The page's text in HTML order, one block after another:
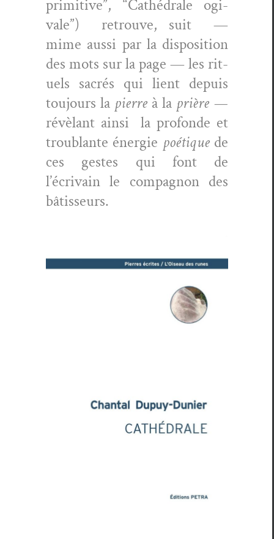
prim­i­tive”, “Cathé­drale ogi­
vale”) retrou­ve, suit —
mime aus­si par la dis­po­si­tion
des mots sur la page — les rit­
uels sacrés qui lient depuis
tou­jours la pierre à la prière —
révèlant ain­si la pro­fonde et
trou­blante énergie poé­tiquede
ces gestes qui font de
l’écrivain le com­pagnon des
bâtisseurs.